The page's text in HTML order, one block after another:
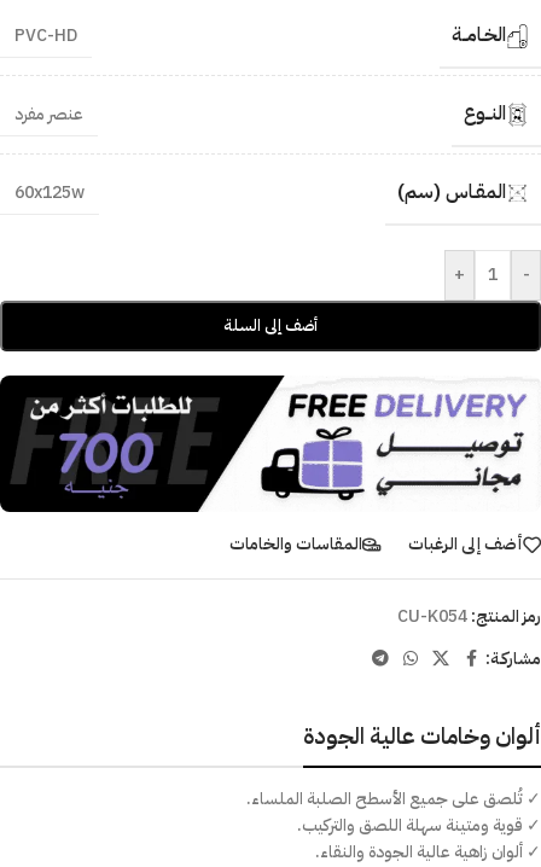
الخـامــة PVC-HD
النــوع عنصر مفرد
المقـاس (سم) 60x125w
-
+
أضف إلى السلة
أضف إلى الرغبات المقاسات والخامات
رمز المنتج:CU-K054
مشاركـة:
ألوان وخامات عالية الجودة
✓ تُلصق على جميع الأسطح الصلبة الملساء.
✓ قوية ومتينة سهلة اللصق والتركيب.
✓ ألوان زاهية عالية الجودة والنقاء.